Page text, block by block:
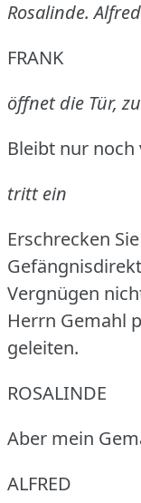
Rosalinde.
FRANK
öffnet die Tür,
Bleibt nur
tritt ein
Erschrecken
Vergnügen
Herrn Gemahl
geleiten.
ROSALINDE
Aber mein
ALFRED